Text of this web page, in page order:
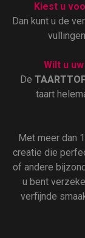
Kiest u
Dan kunt u de
Wilt u
De
taart
Met meer dan
creatie die
of andere
u bent
verfijnde